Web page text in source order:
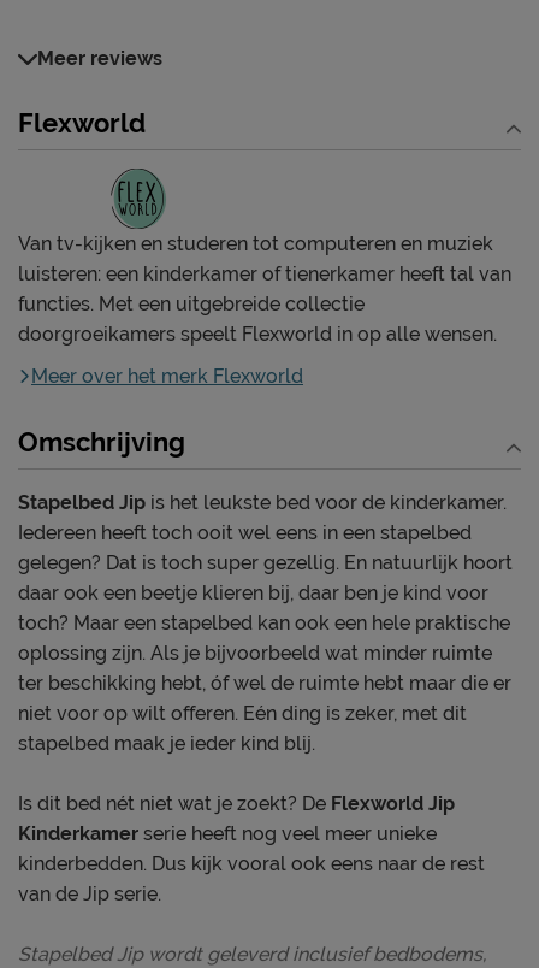
Meer reviews
Flexworld
Van tv-kijken en studeren tot computeren en muziek
luisteren: een kinderkamer of tienerkamer heeft tal van
functies. Met een uitgebreide collectie
doorgroeikamers speelt Flexworld in op alle wensen.
Meer over het merk Flexworld
Omschrijving
Stapelbed Jip is het leukste bed voor de kinderkamer.
Iedereen heeft toch ooit wel eens in een stapelbed
gelegen? Dat is toch super gezellig. En natuurlijk hoort
daar ook een beetje klieren bij, daar ben je kind voor
toch? Maar een stapelbed kan ook een hele praktische
oplossing zijn. Als je bijvoorbeeld wat minder ruimte
ter beschikking hebt, óf wel de ruimte hebt maar die er
niet voor op wilt offeren. Eén ding is zeker, met dit
stapelbed maak je ieder kind blij.
Is dit bed nét niet wat je zoekt? De Flexworld Jip
Kinderkamer serie heeft nog veel meer unieke
kinderbedden. Dus kijk vooral ook eens naar de rest
van de Jip serie.
Stapelbed Jip wordt geleverd inclusief bedbodems,